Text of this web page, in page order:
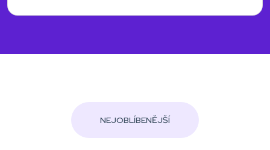
NEJOBLÍBENĚJŠÍ